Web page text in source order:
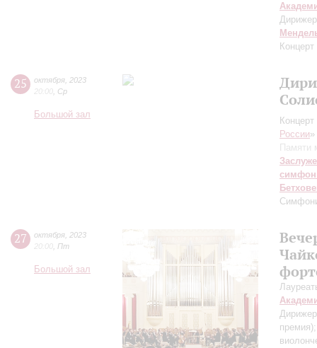
25 октября 2023
20:00 Ср
Большой зал
России»
Памяти
27 октября 2023
20:00 Пт
Большой зал